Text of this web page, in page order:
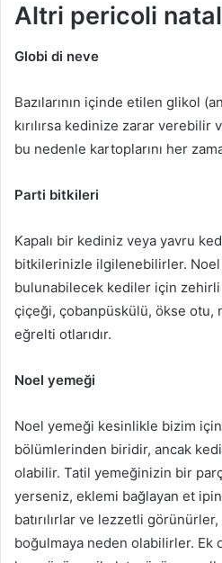
Altri pericoli
Globi di neve
Bazılarının içinde etilen glikol
kırılırsa kedinize zarar verebilir
bu nedenle kartoplarını her
Parti bitkileri
Kapalı bir kediniz veya yavru
bitkilerinizle ilgilenebilirler.
bulunabilecek kediler için zehirli
çiçeği, çobanpüskülü, ökse otu,
eğrelti otlarıdır.
Noel yemeği
Noel yemeği kesinlikle bizim
bölümlerinden biridir, ancak
olabilir. Tatil yemeğinizin bir
yerseniz, eklemi bağlayan et
batırılırlar ve lezzetli
boğulmaya neden olabilirler. Ek